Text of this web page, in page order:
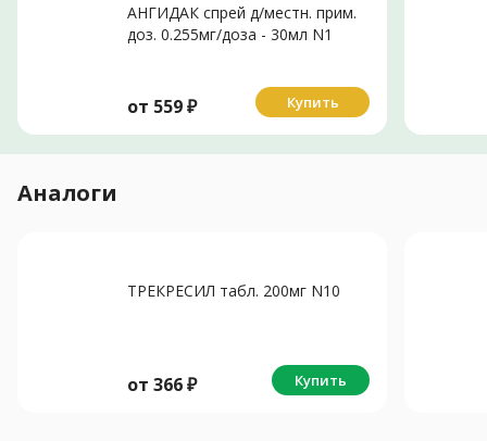
АНГИДАК спрей д/местн. прим.
доз. 0.255мг/доза - 30мл N1
от 559₽ Купить
Аналоги
ТРЕКРЕСИЛ табл. 200мг N10
от 366₽ Купить